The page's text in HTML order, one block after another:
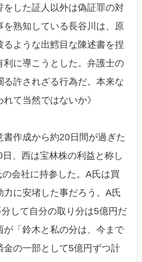
をした証人以外は偽証罪の対
を熟知している長谷川は、原
るような出鱈目な陳述書を捏
利に導こうとした。弁護士の
る許されざる行為だ。本来な
て当然ではないか》
書作成から約20日間が過ぎた
、西は宝林株の利益と称し
会社に持参した。A氏は買
力に安堵した事だろう。A氏
して自分の取り分は5億円だ
が「鈴木と私の分は、今まで
金の一部として5億円ずつ計